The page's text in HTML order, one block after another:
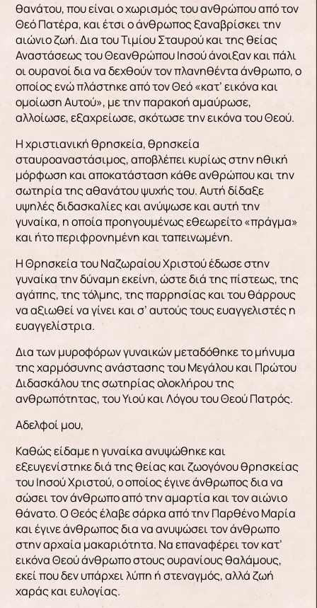
θανάτου, που είναι ο χωρισμός του ανθρώπου από τον
Θεό Πατέρα, και έτσι ο άνθρωπος ξαναβρίσκει την
αιώνιο ζωή. Δια του Τιμίου Σταυρού και της θείας
Αναστάσεως του Θεανθρώπου Ιησού άνοιξαν και πάλι
οι ουρανοί δια να δεχθούν τον πλανηθέντα άνθρωπο, ο
οποίος ενώ πλάστηκε από τον Θεό «κατ’ εικόνα και
ομοίωση Αυτού», με την παρακοή αμαύρωσε,
αλλοίωσε, εξαχρείωσε, σκότωσε την εικόνα του Θεού.
Η χριστιανική θρησκεία, θρησκεία
σταυροαναστάσιμος, αποβλέπει κυρίως στην ηθική
μόρφωση και αποκατάσταση κάθε ανθρώπου και την
σωτηρία της αθανάτου ψυχής του. Αυτή δίδαξε
υψηλές διδασκαλίες και ανύψωσε και αυτή την
γυναίκα, η οποία προηγουμένως εθεωρείτο «πράγμα»
και ήτο περιφρονημένη και ταπεινωμένη.
Η Θρησκεία του Ναζωραίου Χριστού έδωσε στην
γυναίκα την δύναμη εκείνη, ώστε διά της πίστεως, της
αγάπης, της τόλμης, της παρρησίας και του θάρρους
να αξιωθεί να γίνει και σ’ αυτούς τους ευαγγελιστές η
ευαγγελίστρια.
Δια των μυροφόρων γυναικών μεταδόθηκε το μήνυμα
της χαρμόσυνης ανάστασης του Μεγάλου και Πρώτου
Διδασκάλου της σωτηρίας ολοκλήρου της
ανθρωπότητας, του Υιού και Λόγου του Θεού Πατρός.
Αδελφοί μου,
Καθώς είδαμε η γυναίκα ανυψώθηκε και
εξευγενίστηκε διά της θείας και ζωογόνου θρησκείας
του Ιησού Χριστού, ο οποίος έγινε άνθρωπος δια να
σώσει τον άνθρωπο από την αμαρτία και τον αιώνιο
θάνατο. Ο Θεός έλαβε σάρκα από την Παρθένο Μαρία
και έγινε άνθρωπος δια να ανυψώσει τον άνθρωπο
στην αρχαία μακαριότητα. Να επαναφέρει τον κατ’
εικόνα Θεού άνθρωπο στους ουρανίους θαλάμους,
εκεί που δεν υπάρχει λύπη ή στεναγμός, αλλά ζωή
χαράς και ευλογίας.